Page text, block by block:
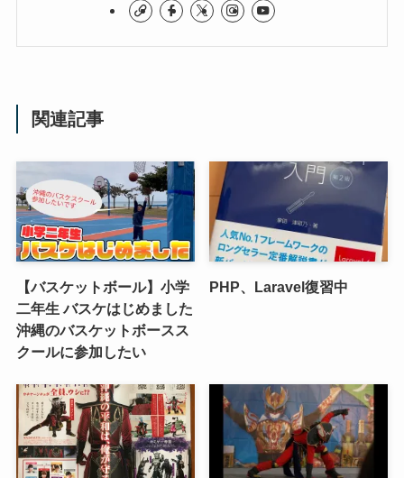
関連記事
【バスケットボール】小学
二年生 バスケはじめました
沖縄のバスケットボースス
クールに参加したい
PHP、Laravel復習中